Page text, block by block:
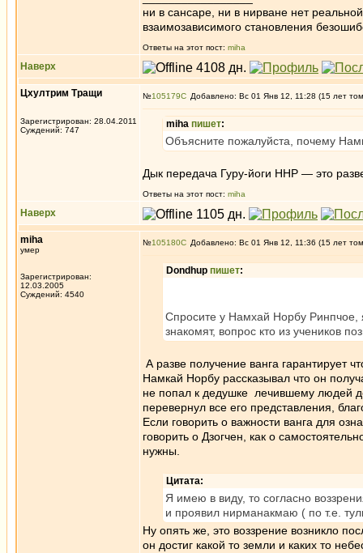
ни в сансаре, ни в нирване нет
взаимозависимого становления
Ответы на этот пост: miha
Наверх
Цхултрим Тращи
Зарегистрирован: 28.04.2011
Суждений: 747
№105179 Добавлено: Вс 01 Янв 12, 11:28 (15 лет
miha пишет:
Объясните пожалуйста, почему
Дык передача Гуру-йоги ННР — это
Ответы на этот пост: miha
Наверх
miha
умер
Зарегистрирован:
12.03.2005
Суждений: 4540
№105180 Добавлено: Вс 01 Янв 12, 11:36 (15 лет
Dondhup пишет:
Спросите у Намхай Норбу Ринпчое,
знакомят, вопрос кто из учеников
А разве получение ванга гарантирует
Намкай Норбу рассказывал что он
не попал к дедушке лечившему людей
перевернул все его представления,
Если говорить о важности ванга для
говорить о Дзогчен, как о
нужны.
Цитата:
Я имею в виду, то согласно
и проявил нирманакмаю ( по т.е.
Ну опять же, это воззрение возникло
он достиг какой то земли и каких то